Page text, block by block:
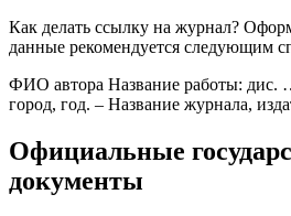
Как делать ссылку на журнал?
данные рекомендуется следующим
ФИО автора Название работы: дис.
город, год. – Название журнала,
Официальные
документы